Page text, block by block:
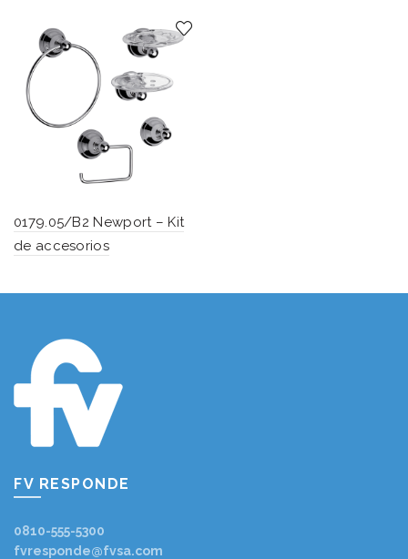
0179.05/B2 Newport – Kit
de accesorios
FV RESPONDE
0810-555-5300
fvresponde@fvsa.com